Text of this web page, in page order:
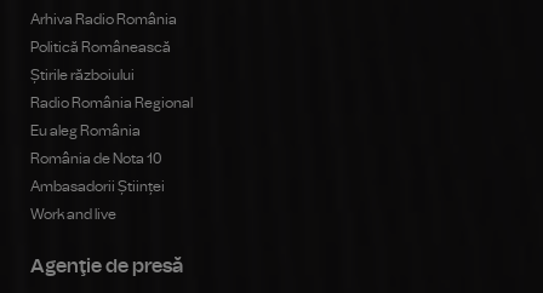
Arhiva Radio România
Politică Românească
Știrile războiului
Radio România Regional
Eu aleg România
România de Nota 10
Ambasadorii Științei
Work and live
Agenţie de presă